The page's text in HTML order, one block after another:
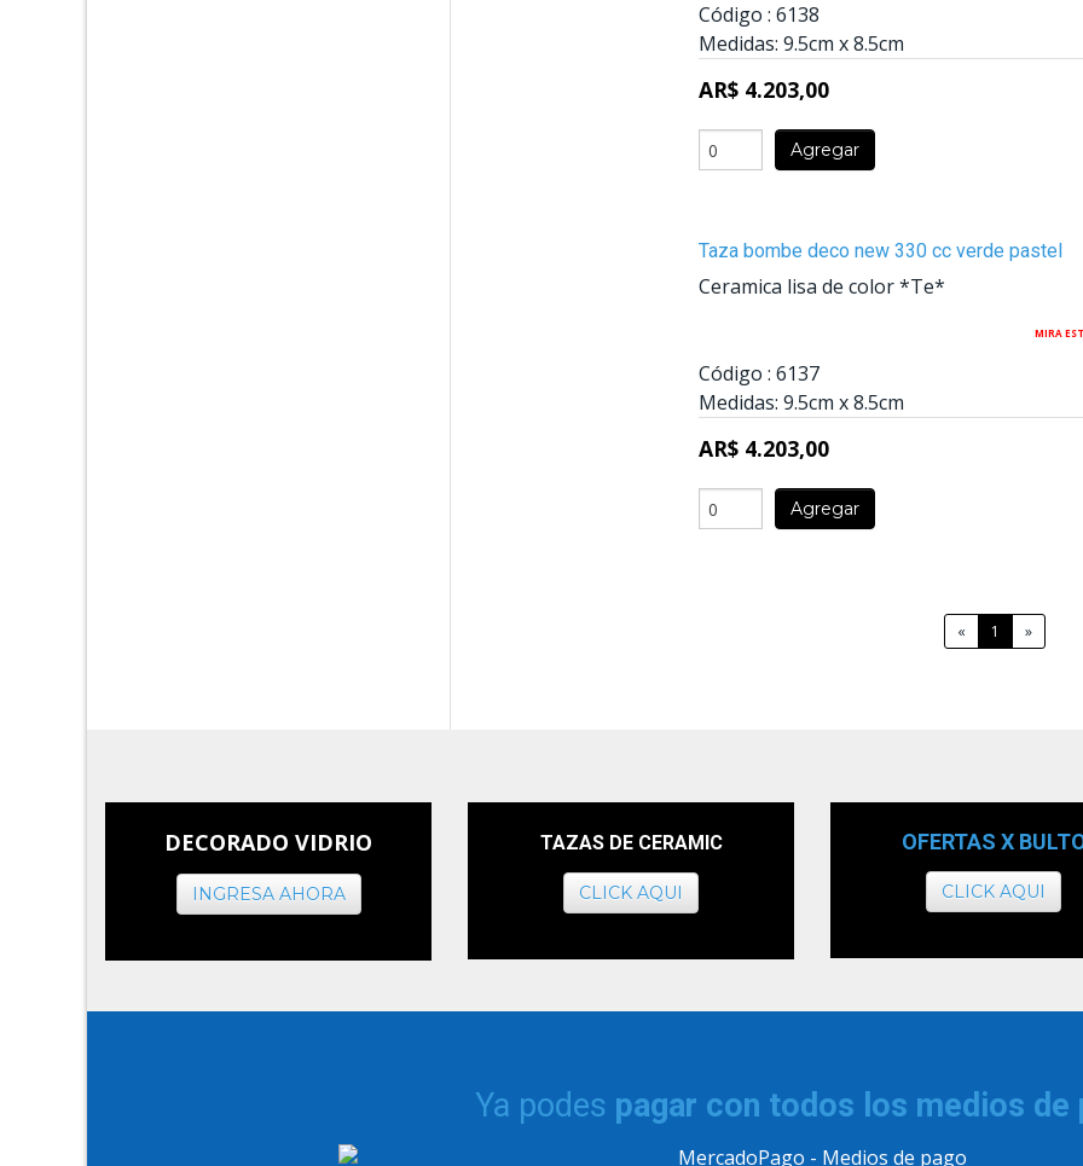
Código : 6138
Medidas: 9.5cm x8.5cm
AR$ 4.203,00
Agregar
Taza bombe deco new 330 cc verde pastel
Ceramica lisa de color *Te*
MIRA
Código : 6137
Medidas: 9.5cm x8.5cm
AR$ 4.203,00
Agregar
« 1 »
DECORADO VIDRIO
INGRESA AHORA
TAZAS DE CERAMIC
CLICK AQUI
OFERTAS X
CLICK AQUI
Ya podes pagar con todos los medios de